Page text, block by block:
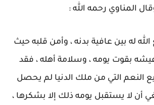
المناوي رحمه الله :
له بين عافية بدنه ، وأمن قلبه حيث
بقوت يومه ، وسلامة أهله ، فقد
النعم التي من ملك الدنيا لم يحصل
أن لا يستقبل يومه ذلك إلا بشكرها ،